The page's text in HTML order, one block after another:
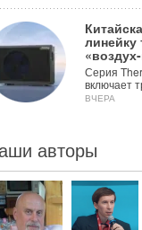
линейку
Серия
включает
ВЧЕРА
ВЧЕРА
авторы